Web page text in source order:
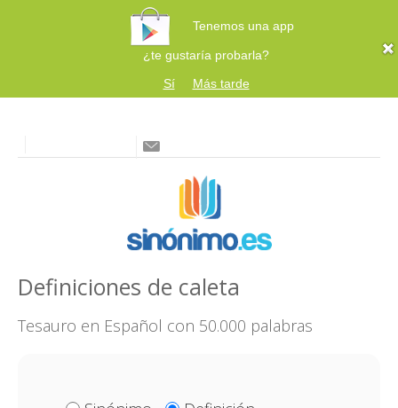
Tenemos una app
¿te gustaría probarla?
Sí
Más tarde
Definiciones de caleta
Tesauro en Español con 50.000 palabras